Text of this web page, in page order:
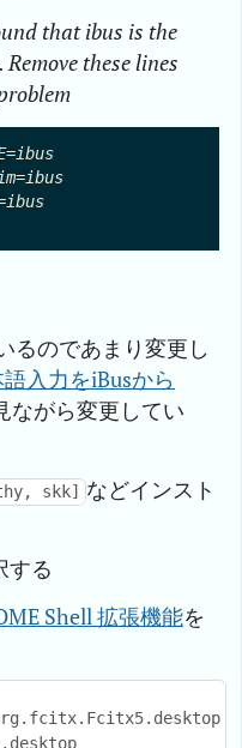
that ibus is the
these lines
るのであまり変更し
入力をiBusから
ながら変更してい
skk] などインスト
する
Shell 拡張機能を